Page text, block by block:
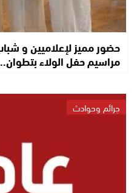
حضور مميز لإعلاميين و
مراسيم حفل الولاء بتطوان..
جرائم وحوادث